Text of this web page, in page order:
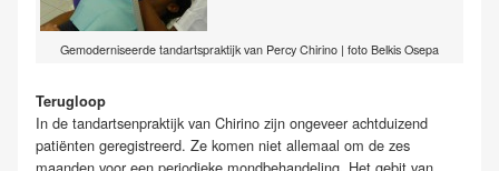
Gemoderniseerde tandartspraktijk van Percy Chirino | foto Belkis Osepa
Terugloop
In de tandartsenpraktijk van Chirino zijn ongeveer achtduizend
patiënten geregistreerd. Ze komen niet allemaal om de zes
maanden voor een periodieke mondbehandeling. Het gebit van